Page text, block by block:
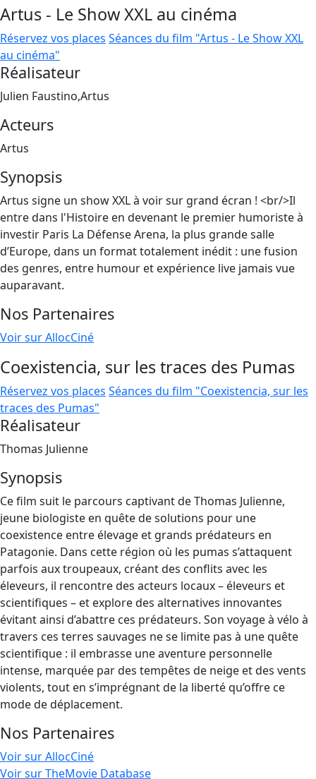
Artus - Le Show XXL au cinéma
Réservez vos places Séances du film "Artus - Le Show XXL
au cinéma"
Réalisateur
Julien Faustino,Artus
Acteurs
Artus
Synopsis
Artus signe un show XXL à voir sur grand écran ! <br/>Il
entre dans l'Histoire en devenant le premier humoriste à
investir Paris La Défense Arena, la plus grande salle
d’Europe, dans un format totalement inédit : une fusion
des genres, entre humour et expérience live jamais vue
auparavant.
Nos Partenaires
Voir sur AllocCiné
Coexistencia, sur les traces des Pumas
Réservez vos places Séances du film "Coexistencia, sur les
traces des Pumas"
Réalisateur
Thomas Julienne
Synopsis
Ce film suit le parcours captivant de Thomas Julienne,
jeune biologiste en quête de solutions pour une
coexistence entre élevage et grands prédateurs en
Patagonie. Dans cette région où les pumas s’attaquent
parfois aux troupeaux, créant des conflits avec les
éleveurs, il rencontre des acteurs locaux – éleveurs et
scientifiques – et explore des alternatives innovantes
évitant ainsi d’abattre ces prédateurs. Son voyage à vélo à
travers ces terres sauvages ne se limite pas à une quête
scientifique : il embrasse une aventure personnelle
intense, marquée par des tempêtes de neige et des vents
violents, tout en s’imprégnant de la liberté qu’offre ce
mode de déplacement.
Nos Partenaires
Voir sur AllocCiné
Voir sur TheMovie Database